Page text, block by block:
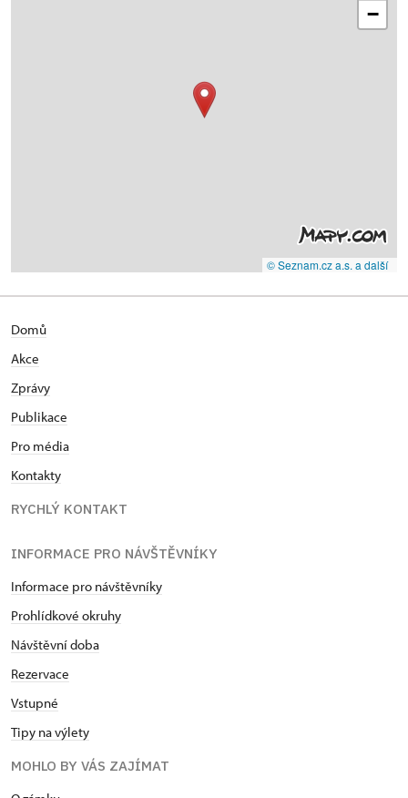
−
© Seznam.cz a.s. a další
Domů
Akce
Zprávy
Publikace
Pro média
Kontakty
RYCHLÝ KONTAKT
INFORMACE PRO NÁVŠTĚVNÍKY
Informace pro návštěvníky
Prohlídkové okruhy
Návštěvní doba
Rezervace
Vstupné
Tipy na výlety
MOHLO BY VÁS ZAJÍMAT